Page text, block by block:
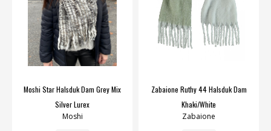
Moshi Star Halsduk Dam Grey Mix
Silver Lurex
Moshi
Zabaione Ruthy 44 Halsduk Dam
Khaki/White
Zabaione